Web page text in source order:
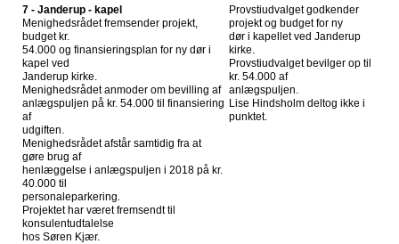
7 - Janderup - kapel
Menighedsrådet fremsender projekt,
budget kr.
54.000 og finansieringsplan for ny dør i
kapel ved
Janderup kirke.
Menighedsrådet anmoder om bevilling af
anlægspuljen på kr. 54.000 til finansiering
af
udgiften.
Menighedsrådet afstår samtidig fra at
gøre brug af
henlæggelse i anlægspuljen i 2018 på kr.
40.000 til
personaleparkering.
Projektet har været fremsendt til
konsulentudtalelse
hos Søren Kjær.
Provstiudvalget godkender
projekt og budget for ny
dør i kapellet ved Janderup
kirke.
Provstiudvalget bevilger op til
kr. 54.000 af
anlægspuljen.
Lise Hindsholm deltog ikke i
punktet.